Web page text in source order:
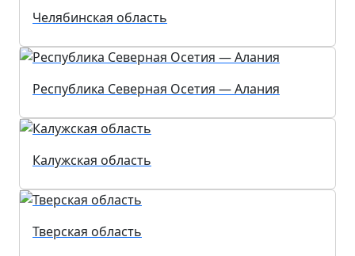
Челябинская область
Республика Северная Осетия — Алания
Калужская область
Тверская область